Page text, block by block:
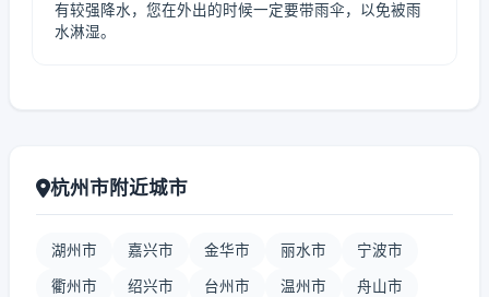
有较强降水，您在外出的时候一定要带雨伞，以免被雨
水淋湿。
杭州市附近城市
湖州市 嘉兴市 金华市 丽水市 宁波市
衢州市 绍兴市 台州市 温州市 舟山市